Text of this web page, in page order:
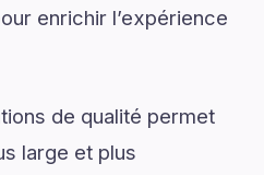
enrichir l’expérience
de qualité permet
large et plus